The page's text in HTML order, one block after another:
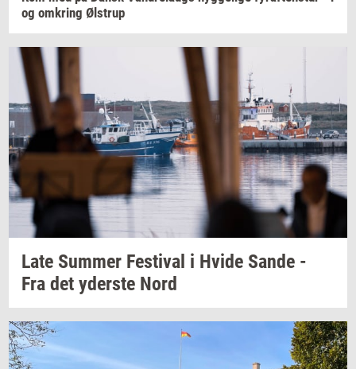
og om­kring Øl­strup
Late Sum­mer Festi­val i Hvide Sande -
Fra det yder­ste Nord